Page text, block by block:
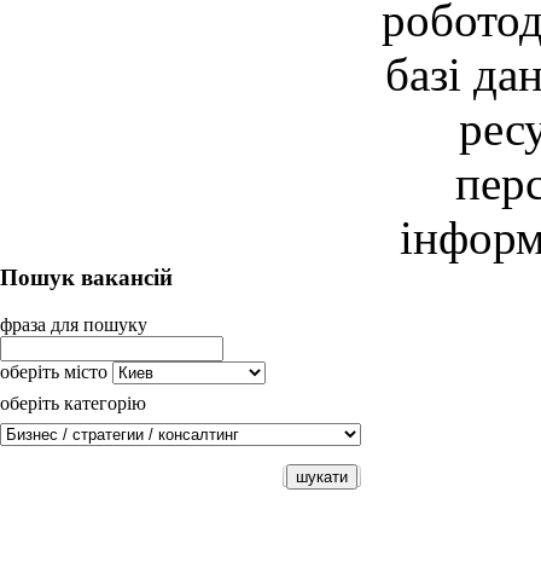
базі
Пошук вакансій
фраза для пошуку
оберіть місто
оберіть категорію